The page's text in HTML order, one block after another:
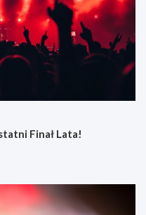
Finał Lata!